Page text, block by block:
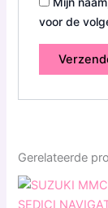
voor de
Gerelateerde